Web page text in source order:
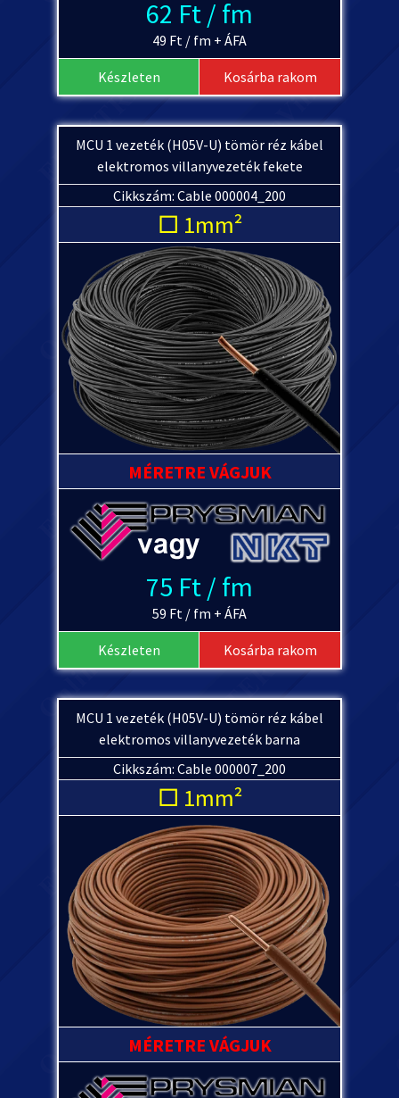
62 Ft / fm
49 Ft / fm + ÁFA
Készleten Kosárba rakom
MCU 1 vezeték (H05V-U) tömör réz kábel
elektromos villanyvezeték fekete
Cikkszám: Cable 000004_200
□ 1mm²
MÉRETRE VÁGJUK
75 Ft / fm
59 Ft / fm + ÁFA
Készleten Kosárba rakom
MCU 1 vezeték (H05V-U) tömör réz kábel
elektromos villanyvezeték barna
Cikkszám: Cable 000007_200
□ 1mm²
MÉRETRE VÁGJUK